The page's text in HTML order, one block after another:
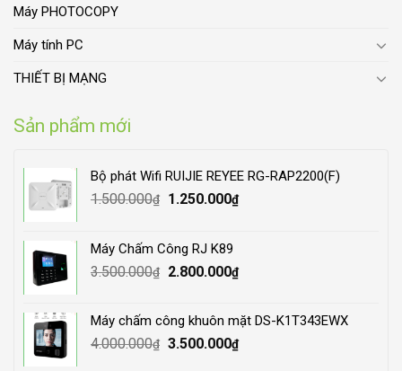
Máy PHOTOCOPY
Máy tính PC
THIẾT BỊ MẠNG
Sản phẩm mới
Bộ phát Wifi RUIJIE REYEE RG-RAP2200(F)
1.500.000₫
Original
1.500.000₫.
1.250.000₫Current
Máy Chấm Công RJ K89
3.500.000₫
Original
3.500.000₫.
2.800.000₫Current
2.800.000₫.
Máy chấm công khuôn mặt DS-K1T343EWX
4.000.000₫ Original
3.500.000₫Current